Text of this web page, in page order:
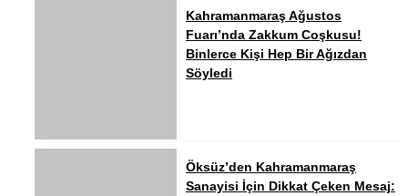
Kahramanmaraş Ağustos
Fuarı’nda Zakkum Coşkusu!
Binlerce Kişi Hep Bir Ağızdan
Söyledi
Öksüz’den Kahramanmaraş
Sanayisi İçin Dikkat Çeken Mesaj: